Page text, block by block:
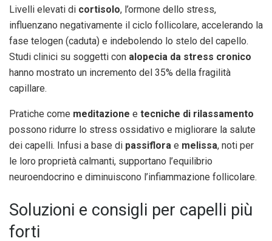
Livelli elevati di cortisolo, l’ormone dello stress,
influenzano negativamente il ciclo follicolare, accelerando la
fase telogen (caduta) e indebolendo lo stelo del capello.
Studi clinici su soggetti con alopecia da stress cronico
hanno mostrato un incremento del 35% della fragilità
capillare.
Pratiche come meditazione e tecniche di rilassamento
possono ridurre lo stress ossidativo e migliorare la salute
dei capelli. Infusi a base di passiflora e melissa, noti per
le loro proprietà calmanti, supportano l’equilibrio
neuroendocrino e diminuiscono l’infiammazione follicolare.
Soluzioni e consigli per capelli più
forti